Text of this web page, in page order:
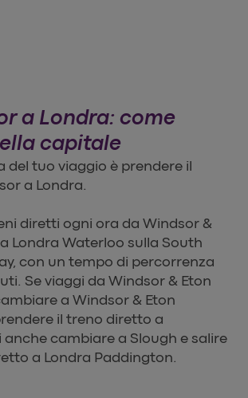
a Londra: come
capitale
del tuo viaggio è prendere il
a Londra.
diretti ogni ora da Windsor &
Londra Waterloo sulla South
con un tempo di percorrenza
Se viaggi da Windsor & Eton
a Windsor & Eton
il treno diretto a
anche cambiare a Slough e salire
a Londra Paddington.